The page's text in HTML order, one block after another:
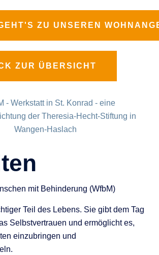
ZU UNSEREN
ZUR ÜBERSICHT
mit Behinderung (WfbM)
Teil des Lebens. Sie gibt dem Tag
Selbstvertrauen und ermöglicht es,
einzubringen und